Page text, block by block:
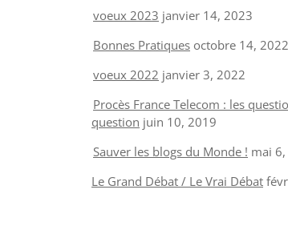
voeux 2023 janvier 14, 2023
Bonnes Pratiques octobre 14, 2022
voeux 2022 janvier 3, 2022
Procès France Telecom : les
question juin 10, 2019
Sauver les blogs du Monde ! mai
Le Grand Débat / Le Vrai Débat